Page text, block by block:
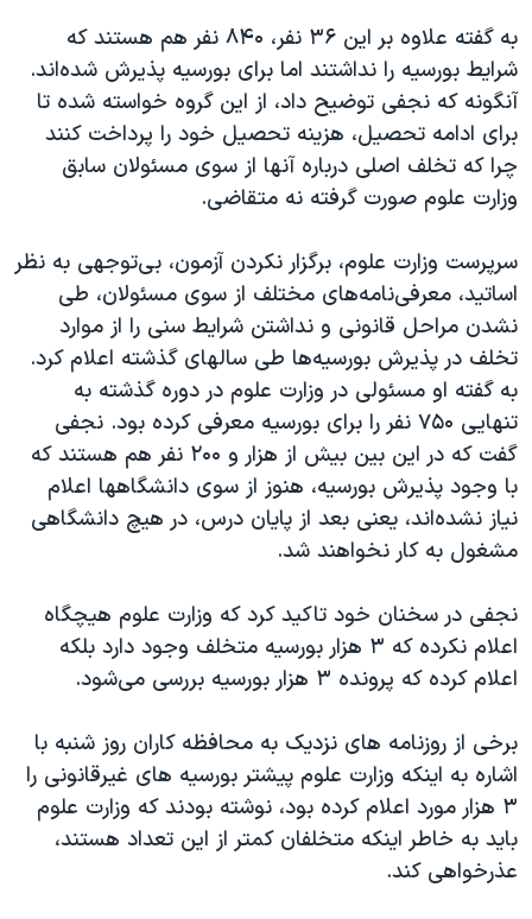
به گفته علاوه بر این ۳۶ نفر، ۸۴۰ نفر هم هستند که
شرایط بورسیه را نداشتند اما برای بورسیه پذیرش شده‌اند.
آنگونه که نجفی توضیح داد، از این گروه خواسته شده تا
برای ادامه تحصیل، هزینه تحصیل خود را پرداخت کنند
چرا که تخلف اصلی درباره آنها از سوی مسئولان سابق
وزارت علوم صورت گرفته نه متقاضی.
سرپرست وزارت علوم، برگزار نکردن آزمون، بی‌توجهی به نظر
اساتید، معرفی‌نامه‌های مختلف از سوی مسئولان، طی
نشدن مراحل قانونی و نداشتن شرایط سنی را از موارد
تخلف در پذیرش بورسیه‌‌ها طی سالهای گذشته اعلام کرد.
به گفته او مسئولی در وزارت علوم در دوره گذشته به
تنهایی ۷۵۰ نفر را برای بورسیه معرفی کرده بود. نجفی
گفت که در این بین بیش از هزار و ۲۰۰ نفر هم هستند که
با وجود پذیرش بورسیه، هنوز از سوی دانشگاهها اعلام
نیاز نشده‌اند، یعنی بعد از پایان درس، در هیچ دانشگاهی
مشغول به کار نخواهند شد.
نجفی در سخنان خود تاکید کرد که وزارت علوم هیچگاه
اعلام نکرده که ۳ هزار بورسیه متخلف وجود دارد بلکه
اعلام کرده که پرونده ۳ هزار بورسیه بررسی می‌شود.
برخی از روزنامه های نزدیک به محافظه کاران روز شنبه با
اشاره به اینکه وزارت علوم پیشتر بورسیه های غیرقانونی را
۳ هزار مورد اعلام کرده بود، نوشته بودند که وزارت علوم
باید به خاطر اینکه متخلفان کمتر از این تعداد هستند،
عذرخواهی کند.